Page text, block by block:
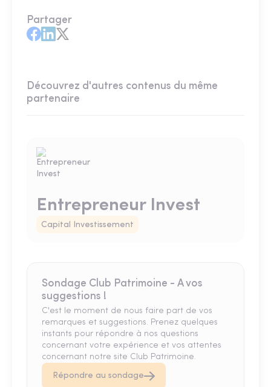
Partager
Découvrez d'autres contenus du même
partenaire
Entrepreneur Invest
Capital Investissement
Sondage Club Patrimoine - A vos
suggestions !
C'est le moment de nous faire part de vos
remarques et suggestions. Prenez quelques
instants pour répondre à nos questions
concernant votre expérience et vos attentes
concernant notre site Club Patrimoine.
Répondre au sondage